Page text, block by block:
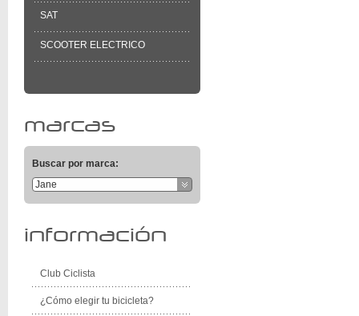
SAT
SCOOTER ELECTRICO
marcas
Buscar por marca:
Jane
información
Club Ciclista
¿Cómo elegir tu bicicleta?